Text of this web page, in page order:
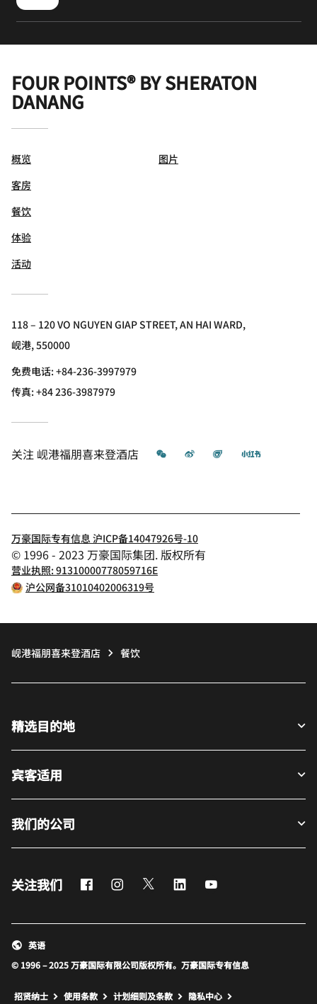
FOUR POINTS® BY SHERATON
DANANG
概览
客房
餐饮
体验
活动
图片
118 – 120 VO NGUYEN GIAP STREET, AN HAI WARD,
岘港, 550000
免费电话:+84-236-3997979
传真:+84 236-3987979
关注 岘港福朋喜来登酒店 微信 微博 飞猪 小红书
万豪国际专有信息 沪ICP备14047926号-10
© 1996 - 2023 万豪国际集团. 版权所有
营业执照: 91310000778059716E
沪公网备31010402006319号
岘港福朋喜来登酒店 餐饮
精选目的地
宾客适用
我们的公司
关注我们 FacebookInstagram
Twitter LinkedIn
© 1996 – 2025 万豪国际有限公司版权所有。万豪国际专有信息
英语
招贤纳士 使用条款 计划细则及条款 隐私中心